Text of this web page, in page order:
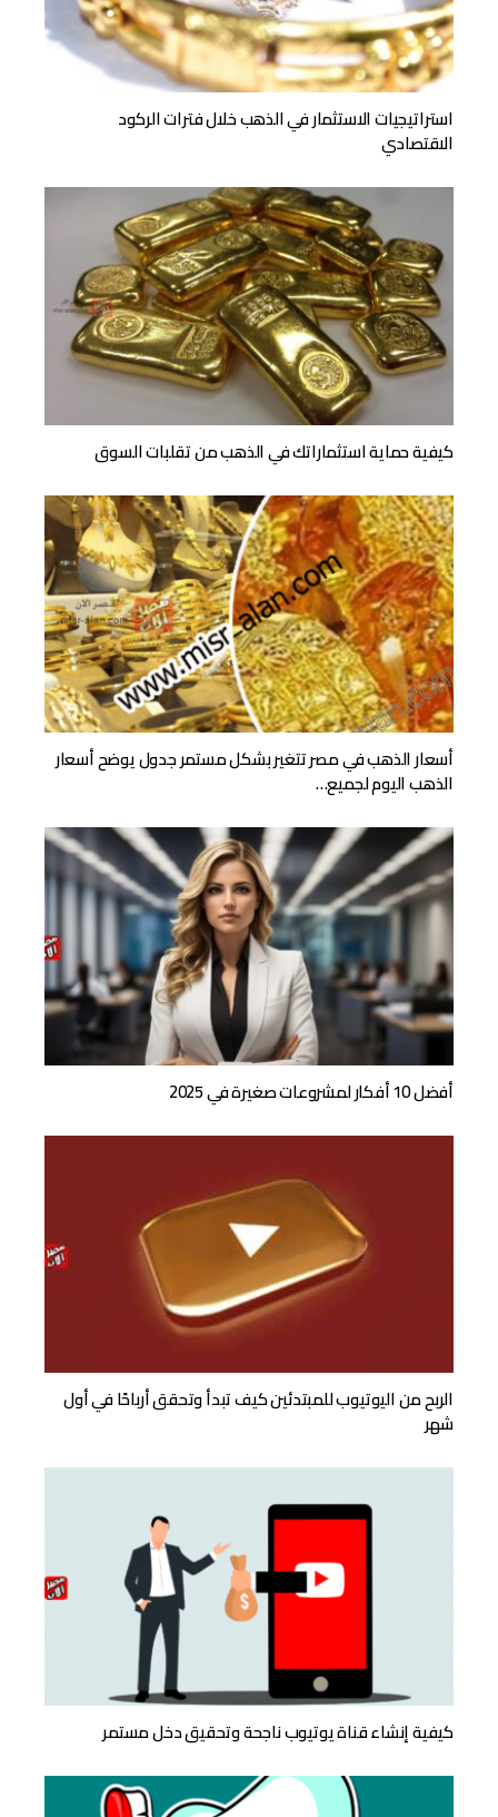
استراتيجيات الاستثمار في الذهب خلال فترات الركود
الاقتصادي
كيفية حماية استثماراتك في الذهب من تقلبات السوق
أسعار الذهب في مصر تتغير بشكل مستمر جدول يوضح أسعار
الذهب اليوم لجميع…
أفضل 10 أفكار لمشروعات صغيرة في 2025
الربح من اليوتيوب للمبتدئين كيف تبدأ وتحقق أرباحًا في أول
شهر
كيفية إنشاء قناة يوتيوب ناجحة وتحقيق دخل مستمر